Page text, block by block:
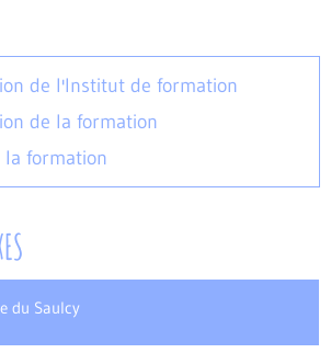
de l'Institut de formation
de la formation
la formation
du Saulcy